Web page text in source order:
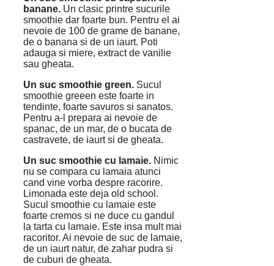
banane. Un clasic printre sucurile
smoothie dar foarte bun. Pentru el ai
nevoie de 100 de grame de banane,
de o banana si de un iaurt. Poti
adauga si miere, extract de vanilie
sau gheata.
Un suc smoothie green. Sucul
smoothie greeen este foarte in
tendinte, foarte savuros si sanatos.
Pentru a-l prepara ai nevoie de
spanac, de un mar, de o bucata de
castravete, de iaurt si de gheata.
Un suc smoothie cu lamaie. Nimic
nu se compara cu lamaia atunci
cand vine vorba despre racorire.
Limonada este deja old school.
Sucul smoothie cu lamaie este
foarte cremos si ne duce cu gandul
la tarta cu lamaie. Este insa mult mai
racoritor. Ai nevoie de suc de lamaie,
de un iaurt natur, de zahar pudra si
de cuburi de gheata.